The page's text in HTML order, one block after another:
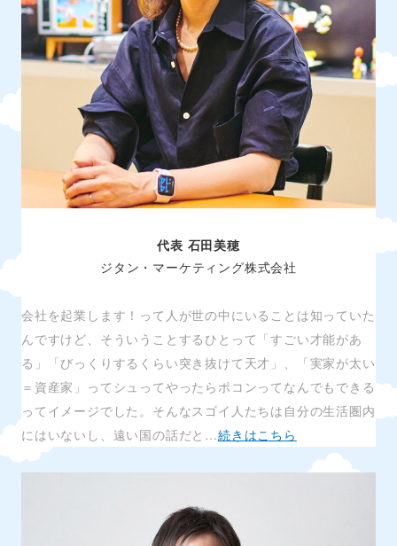
代表 石田美穂
ジタン・マーケティング株式会社
会社を起業します！って人が世の中にいることは知っていた
んですけど、そういうことするひとって「すごい才能があ
る」「びっくりするくらい突き抜けて天才」、「実家が太い
＝資産家」ってシュってやったらポコンってなんでもできる
ってイメージでした。そんなスゴイ人たちは自分の生活圏内
にはいないし、遠い国の話だと…続きはこちら